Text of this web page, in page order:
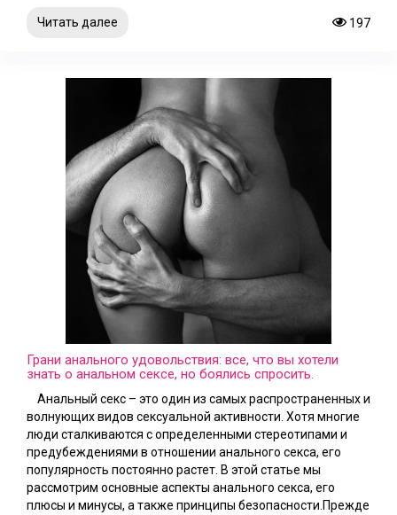
Читать далее 197
Грани анального удовольствия: все, что вы хотели
знать о анальном сексе, но боялись спросить.
Анальный секс – это один из самых распространенных и
волнующих видов сексуальной активности. Хотя многие
люди сталкиваются с определенными стереотипами и
предубеждениями в отношении анального секса, его
популярность постоянно растет. В этой статье мы
рассмотрим основные аспекты анального секса, его
плюсы и минусы, а также принципы безопасности.Прежде